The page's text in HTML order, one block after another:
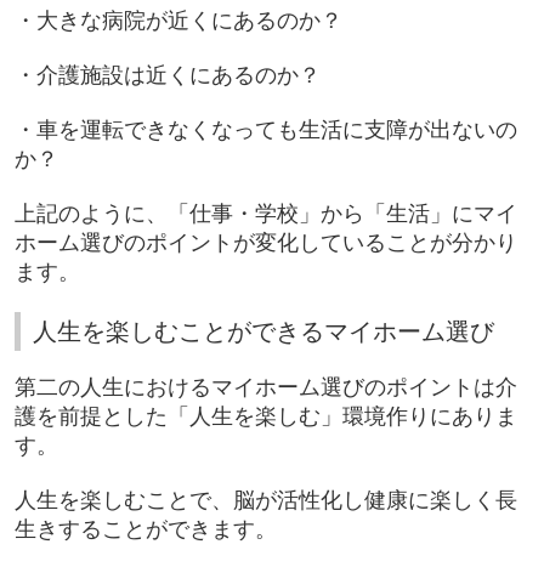
・大きな病院が近くにあるのか？
・介護施設は近くにあるのか？
・車を運転できなくなっても生活に支障が出ないの
か？
上記のように、「仕事・学校」から「生活」にマイ
ホーム選びのポイントが変化していることが分かり
ます。
人生を楽しむことができるマイホーム選び
第二の人生におけるマイホーム選びのポイントは介
護を前提とした「人生を楽しむ」環境作りにありま
す。
人生を楽しむことで、脳が活性化し健康に楽しく長
生きすることができます。